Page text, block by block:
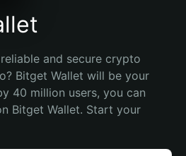
and secure crypto
Bitget Wallet will be your
40 million users, you can
Bitget Wallet. Start your